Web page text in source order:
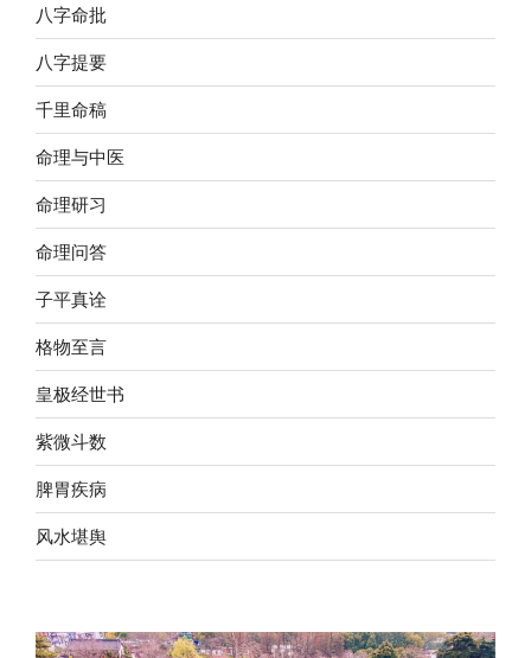
八字命批
八字提要
千里命稿
命理与中医
命理研习
命理问答
子平真诠
格物至言
皇极经世书
紫微斗数
脾胃疾病
风水堪舆